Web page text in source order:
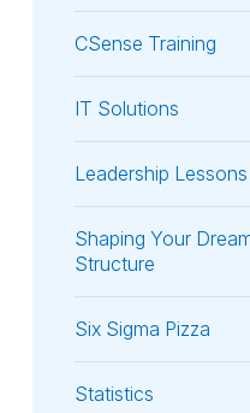
CSense Training
IT Solutions
Leadership Lessons
Shaping Your
Structure
Six Sigma Pizza
Statistics